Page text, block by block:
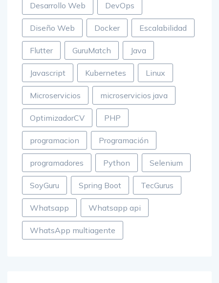
Desarrollo Web DevOps
Diseño Web Docker Escalabilidad
Flutter GuruMatch Java
Javascript Kubernetes Linux
Microservicios microservicios java
OptimizadorCV PHP
programacion Programación
programadores Python Selenium
SoyGuru Spring Boot TecGurus
Whatsapp Whatsapp api
WhatsApp multiagente